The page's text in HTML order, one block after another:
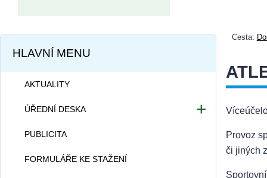
Cesta:
Provoz
či jiných
HLAVNÍ MENU
AKTUALITY
ÚŘEDNÍ DESKA
Dokumentace školy
PUBLICITA
FORMULÁŘE KE STAŽENÍ